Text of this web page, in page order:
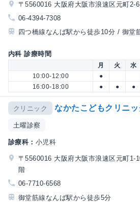
〒5560016 大阪府大阪市浪速区元町2-
06-4394-7308
四つ橋線なんば駅から徒歩10分 / 御堂
内科 診療時間
月 火 水
10:00-12:00
●
16:00-18:00
● ● ●
クリニック なかたこどもクリニッ
土曜診察
診療科： 小児科
〒5560016 大阪府大阪市浪速区元町1-
階
06-7710-6568
御堂筋線なんば駅から徒歩5分